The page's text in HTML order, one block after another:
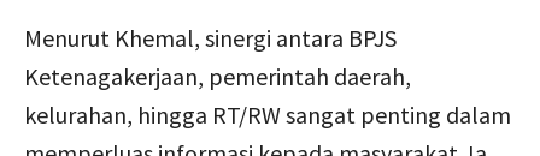
Menurut Khemal, sinergi antara BPJS
Ketenagakerjaan, pemerintah daerah,
kelurahan, hingga RT/RW sangat penting dalam